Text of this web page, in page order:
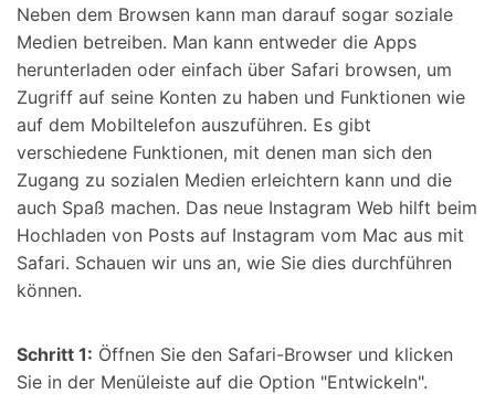
Neben dem Browsen kann man darauf sogar soziale
Medien betreiben. Man kann entweder die Apps
herunterladen oder einfach über Safari browsen, um
Zugriff auf seine Konten zu haben und Funktionen wie
auf dem Mobiltelefon auszuführen. Es gibt
verschiedene Funktionen, mit denen man sich den
Zugang zu sozialen Medien erleichtern kann und die
auch Spaß machen. Das neue Instagram Web hilft beim
Hochladen von Posts auf Instagram vom Mac aus mit
Safari. Schauen wir uns an, wie Sie dies durchführen
können.
Schritt 1: Öffnen Sie den Safari-Browser und klicken
Sie in der Menüleiste auf die Option "Entwickeln".